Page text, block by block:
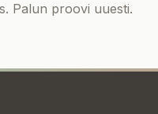
Palun proovi uuesti.